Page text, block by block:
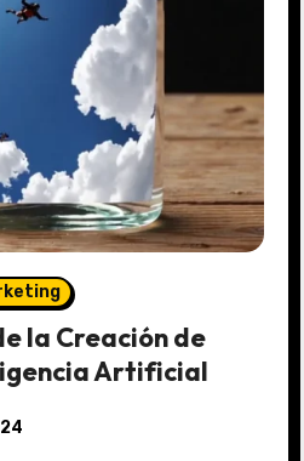
la Creación de
Artificial